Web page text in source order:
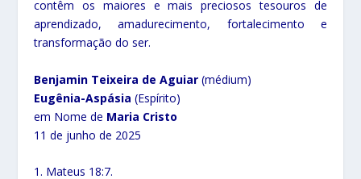
contêm os maiores e mais preciosos tesouros de
aprendizado, amadurecimento, fortalecimento e
transformação do ser.
Benjamin Teixeira de Aguiar (médium)
Eugênia-Aspásia (Espírito)
em Nome de Maria Cristo
11 de junho de 2025
1. Mateus 18:7.